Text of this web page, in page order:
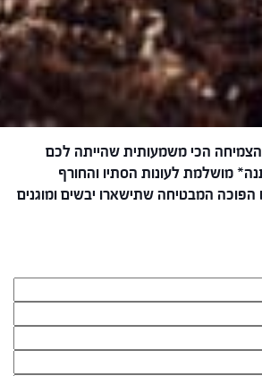
הצמיחה הכי משמעותית שהייתה לכם
מושלמת לעונות הסתיו והחורף
המבטיחה שתישארו יבשים ומוגנים